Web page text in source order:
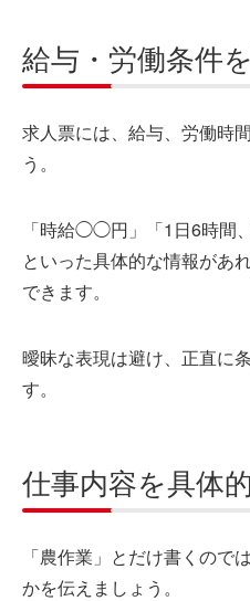
給与・労働条件
求人票には、給与、労働時
う。
「時給◯◯円」「1日6時間
といった具体的な情報があ
できます。
曖昧な表現は避け、正直に
す。
仕事内容を具体
「農作業」とだけ書くので
かを伝えましょう。